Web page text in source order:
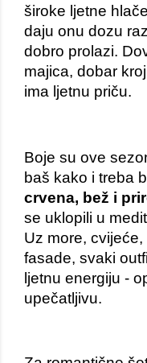
široke ljetne
daju onu dozu
dobro prolazi.
majica, dobar
ima ljetnu priču.
Boje su ove
baš kako i treba
crvena, bež i
se uklopili u
Uz more,
fasade, svaki
ljetnu energiju -
upečatljivu.